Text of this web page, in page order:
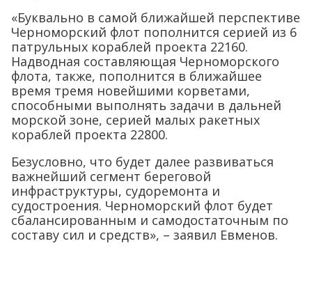
«Буквально в самой ближайшей перспективе
Черноморский флот пополнится серией из 6
патрульных кораблей проекта 22160.
Надводная составляющая Черноморского
флота, также, пополнится в ближайшее
время тремя новейшими корветами,
способными выполнять задачи в дальней
морской зоне, серией малых ракетных
кораблей проекта 22800.
Безусловно, что будет далее развиваться
важнейший сегмент береговой
инфраструктуры, судоремонта и
судостроения. Черноморский флот будет
сбалансированным и самодостаточным по
составу сил и средств», – заявил Евменов.